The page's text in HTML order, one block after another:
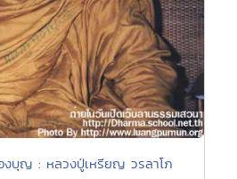
บุญ : หลวงปู่เหรียญ วรลาโภ